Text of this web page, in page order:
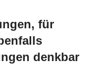
für
denkbar